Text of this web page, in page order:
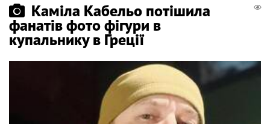
Каміла Кабельо потішила
фанатів фото фігури в
купальнику в Греції